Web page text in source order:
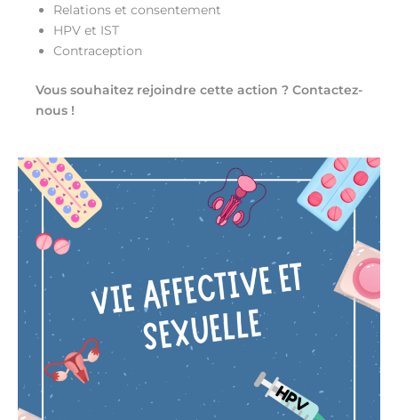
Relations et consentement
HPV et IST
Contraception
Vous souhaitez rejoindre cette action ? Contactez-
nous !